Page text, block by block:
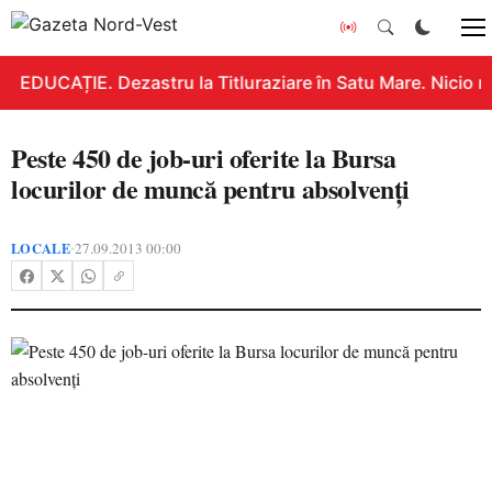
EDUCAȚIE. Dezastru la Titluraziare în Satu Mare. Nicio
Peste 450 de job-uri oferite la Bursa
locurilor de muncă pentru absolvenţi
LOCALE•27.09.2013 00:00